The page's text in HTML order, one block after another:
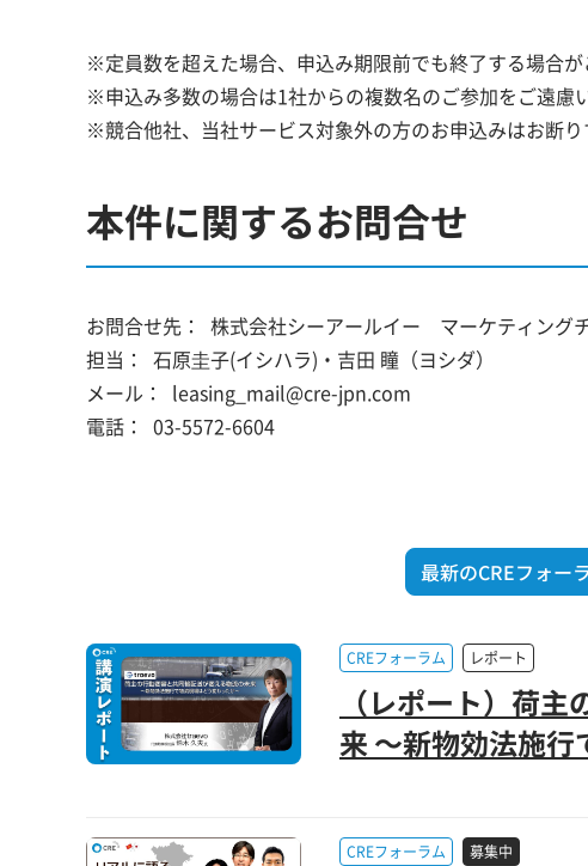
※定員数を超えた場合、申込み期限前でも終了する場合
※申込み多数の場合は1社からの複数名のご参加をご遠慮
※競合他社、当社サービス対象外の方のお申込みはお断
本件に関するお問合せ
お問合せ先：
株式会社シーアールイー マーケティング
担当：
石原圭子(イシハラ)・吉田 瞳（ヨシダ）
メール：
leasing_mail@cre-jpn.com
電話：
03-5572-6604
最新のCREフォー
CREフォーラム レポート
（レポート）荷
来 ～新物効法施
CREフォーラム 募集中